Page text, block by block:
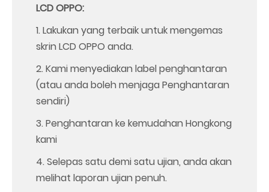
LCD OPPO:
1. Lakukan yang terbaik untuk mengemas
skrin LCD OPPO anda.
2. Kami menyediakan label penghantaran
(atau anda boleh menjaga Penghantaran
sendiri)
3. Penghantaran ke kemudahan Hongkong
kami
4. Selepas satu demi satu ujian, anda akan
melihat laporan ujian penuh.